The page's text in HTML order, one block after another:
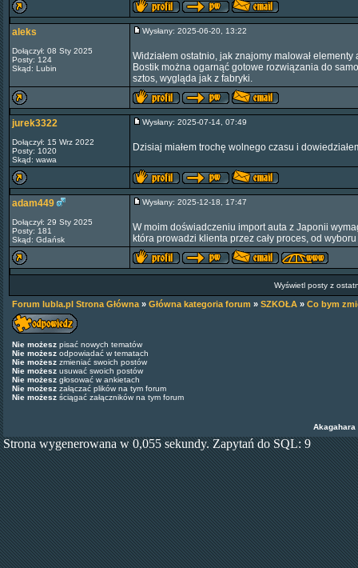
aleks
Dołączył: 08 Sty 2025
Posty: 124
Skąd: Lubin
Wysłany: 2025-06-20, 13:22
Widziałem ostatnio, jak znajomy malował
Bostik można ogarnąć gotowe rozwiązania do
sztos, wygląda jak z fabryki.
jurek3322
Dołączył: 15 Wrz 2022
Posty: 1020
Skąd: wawa
Wysłany: 2025-07-14, 07:49
Dzisiaj miałem trochę wolnego czasu i
adam449
Dołączył: 29 Sty 2025
Posty: 181
Skąd: Gdańsk
Wysłany: 2025-12-18, 17:47
W moim doświadczeniu import auta z Japonii
która prowadzi klienta przez cały proces, od
Wyświetl posty z
Forum lubla.pl Strona Główna » Główna kategoria forum » SZKOŁA » Co bym
Nie możesz pisać nowych tematów
Nie możesz odpowiadać w tematach
Nie możesz zmieniać swoich postów
Nie możesz usuwać swoich postów
Nie możesz głosować w ankietach
Nie możesz załączać plików na tym forum
Nie możesz ściągać załączników na tym forum
Akagahara
Strona wygenerowana w 0,055 sekundy. Zapytań do SQL: 9